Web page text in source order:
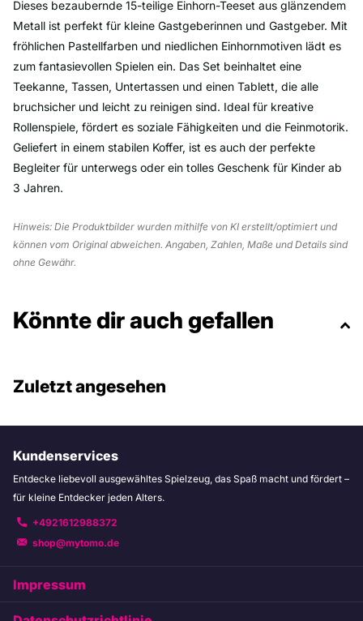
Dieses bezaubernde 15-teilige Einhorn-Teeset aus glänzendem
Metall ist perfekt für kleine Gastgeberinnen und Gastgeber. Mit
fröhlichen Pastellfarben und niedlichen Einhornmotiven lädt es
zum fantasievollen Spielen ein. Das Set beinhaltet eine
Teekanne, Tassen, Untertassen und einen Tablett, die alle
bruchsicher und leicht zu reinigen sind. Ideal für kreative
Rollenspiele, fördert es soziale Fähigkeiten und die Feinmotorik.
Geliefert in einem stabilen Koffer, ist es auch der perfekte
Begleiter für unterwegs oder ein tolles Geschenk für Kinder ab
3 Jahren.
Hinweis: Die Produktbilder wurden mithilfe von KI erstellt/optimiert und
können vom Original abweichen. Angaben, Zahlen, Maße und Details sind
ohne Gewähr.
Könnte dir auch gefallen
Zuletzt angesehen
Kundenservices
Entdecke liebevoll ausgewähltes Spielzeug, das Spaß macht und fördert –
für kleine Entdecker jeden Alters.
+4921612988372
shop@mytomo.de
Impressum